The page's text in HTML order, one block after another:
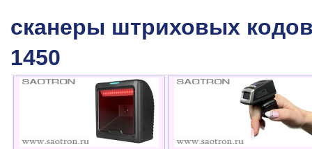
сканеры штриховых
1450